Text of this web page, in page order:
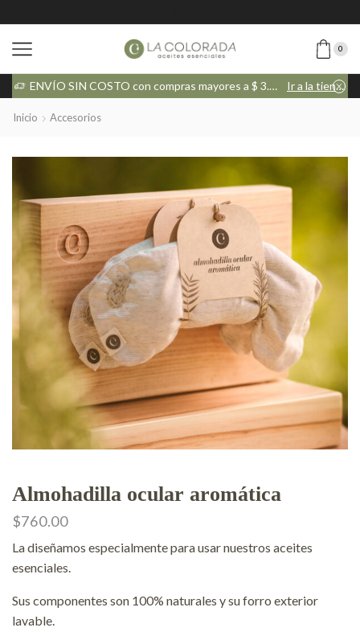
0
ENVÍO SIN COSTO con compras mayores a $ 3.000 Ir a la tienda
Inicio Accesorios
Almohadilla ocular aromática
$760.00
La diseñamos especialmente para usar nuestros aceites
esenciales.
Sus componentes son 100% naturales y su forro exterior
lavable.